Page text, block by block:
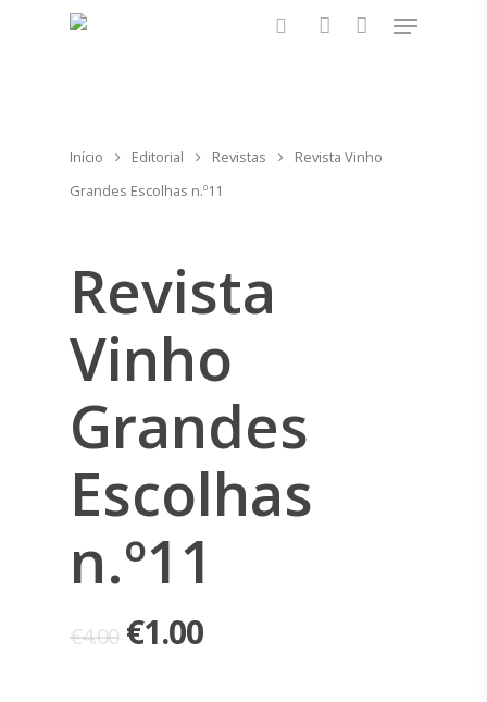
Início Editorial Revistas
Revista Vinho
Grandes Escolhas n.º11
Revista
Vinho
Grandes
Escolhas
n.º11
€4.00 €1.00